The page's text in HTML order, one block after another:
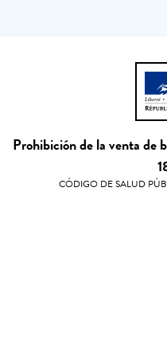
Prohibición de la venta de
CÓDIGO DE SALUD